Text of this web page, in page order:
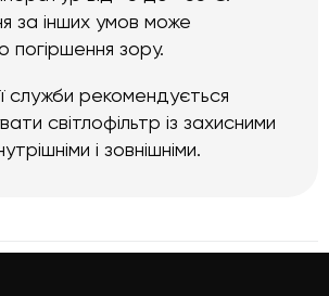
за інших умов може
погіршення зору.
служби рекомендується
світлофільтр із захисними
і зовнішніми.